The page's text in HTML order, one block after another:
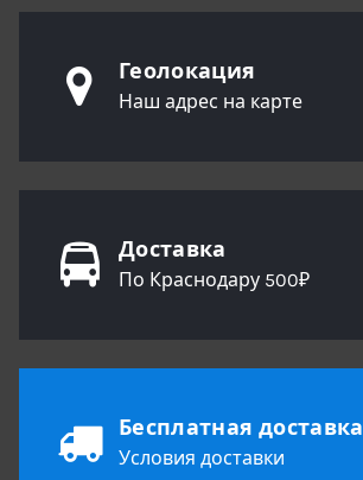
Геолокация
Наш адрес на карте
Доставка
По Краснодару 500₽
Бесплатная доставка
Условия доставки